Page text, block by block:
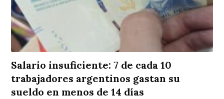
Salario insuficiente: 7 de cada 10
trabajadores argentinos gastan su
sueldo en menos de 14 días